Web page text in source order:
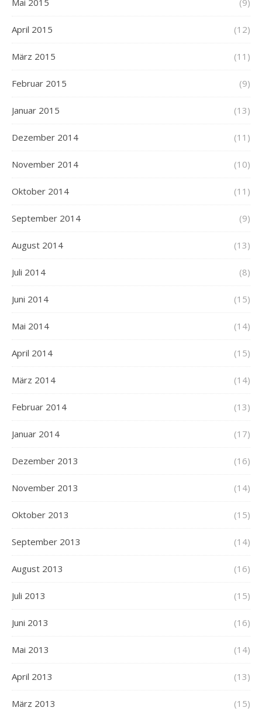
Mai 2015 (9)
April 2015 (12)
März 2015 (11)
Februar 2015 (9)
Januar 2015 (13)
Dezember 2014 (11)
November 2014 (10)
Oktober 2014 (11)
September 2014 (9)
August 2014 (13)
Juli 2014 (8)
Juni 2014 (15)
Mai 2014 (14)
April 2014 (15)
März 2014 (14)
Februar 2014 (13)
Januar 2014 (17)
Dezember 2013 (16)
November 2013 (14)
Oktober 2013 (15)
September 2013 (14)
August 2013 (16)
Juli 2013 (15)
Juni 2013 (16)
Mai 2013 (14)
April 2013 (13)
März 2013 (15)